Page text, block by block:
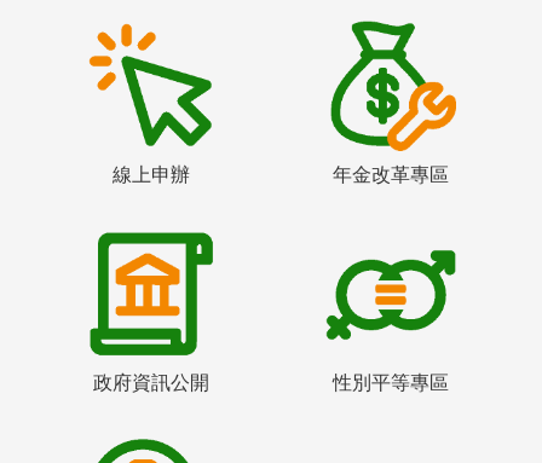
線上申辦 年金改革專區
政府資訊公開 性別平等專區